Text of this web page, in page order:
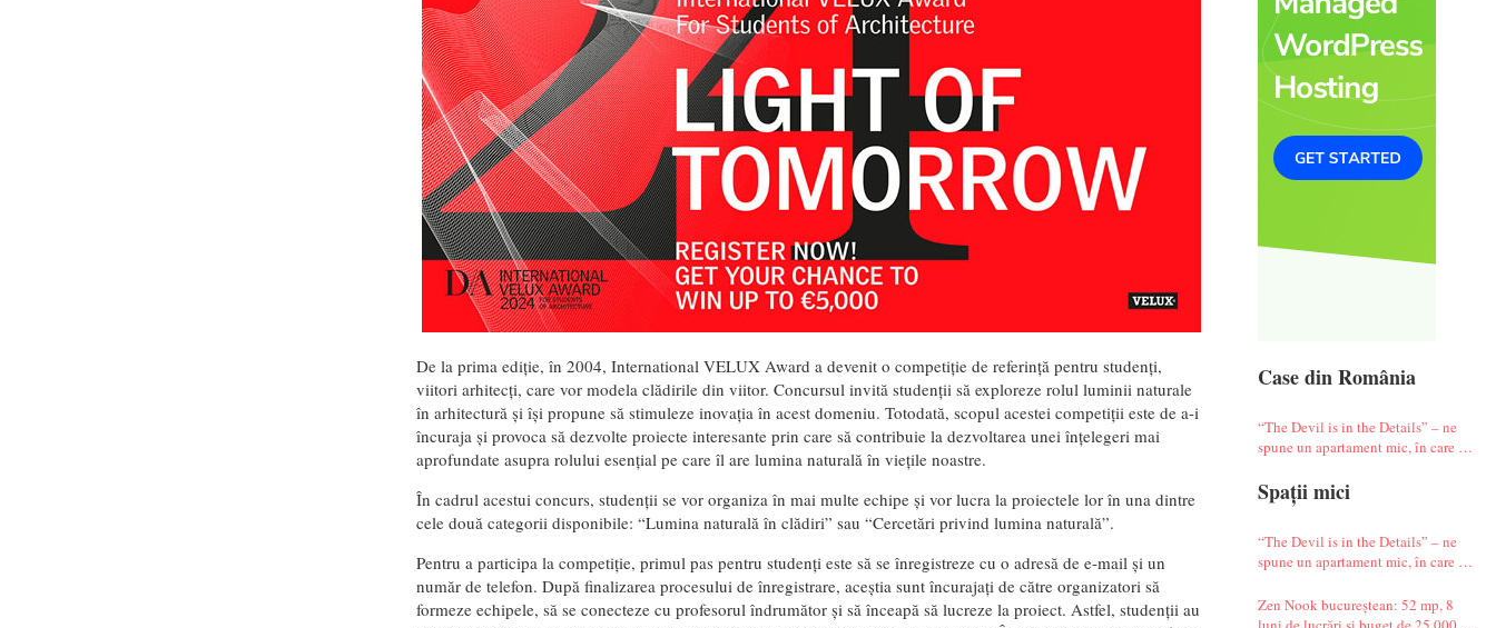
Case din România
“The Devil is in the Details” – ne
spune un apartament mic, în care te
Spații mici
“The Devil is in the Details” – ne
spune un apartament mic, în care te
Zen Nook bucureștean: 52 mp, 8
De la prima ediție, în 2004, International VELUX Award a devenit o competiție de referință pentru studenți,
viitori arhitecți, care vor modela clădirile din viitor. Concursul invită studenții să exploreze rolul luminii naturale
în arhitectură și își propune să stimuleze inovația în acest domeniu. Totodată, scopul acestei competiții este de a-i
încuraja și provoca să dezvolte proiecte interesante prin care să contribuie la dezvoltarea unei înțelegeri mai
aprofundate asupra rolului esențial pe care îl are lumina naturală în viețile noastre.
În cadrul acestui concurs, studenții se vor organiza în mai multe echipe și vor lucra la proiectele lor în una dintre
cele două categorii disponibile: “Lumina naturală în clădiri” sau “Cercetări privind lumina naturală”.
Pentru a participa la competiție, primul pas pentru studenți este să se înregistreze cu o adresă de e-mail și un
număr de telefon. După finalizarea procesului de înregistrare, aceștia sunt încurajați de către organizatori să
formeze echipele, să se conecteze cu profesorul îndrumător și să înceapă să lucreze la proiect. Astfel, studenții au